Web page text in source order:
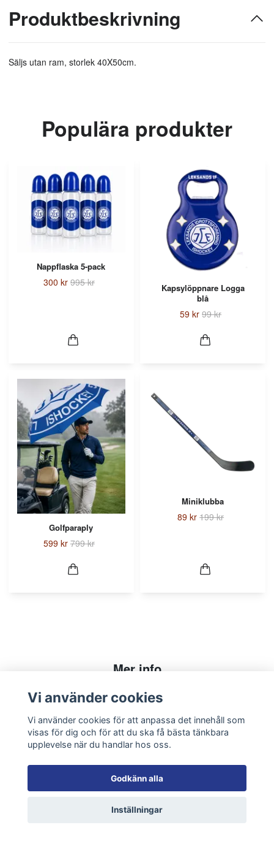
Produktbeskrivning
Säljs utan ram, storlek 40X50cm.
Populära produkter
Nappflaska 5-pack
300 kr 995 kr
Kapsylöppnare Logga
blå
59 kr 99 kr
Golfparaply
599 kr 799 kr
Miniklubba
89 kr 199 kr
Mer info
Köpvillkor
Sociala medier
Vi använder cookies
Vi använder cookies för att anpassa det innehåll som
visas för dig och för att du ska få bästa tänkbara
upplevelse när du handlar hos oss.
Godkänn alla
Inställningar